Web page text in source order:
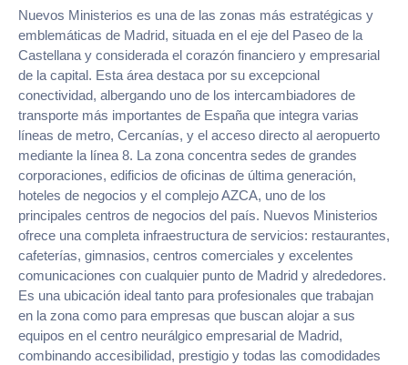
Nuevos Ministerios es una de las zonas más estratégicas y
emblemáticas de Madrid, situada en el eje del Paseo de la
Castellana y considerada el corazón financiero y empresarial
de la capital. Esta área destaca por su excepcional
conectividad, albergando uno de los intercambiadores de
transporte más importantes de España que integra varias
líneas de metro, Cercanías, y el acceso directo al aeropuerto
mediante la línea 8. La zona concentra sedes de grandes
corporaciones, edificios de oficinas de última generación,
hoteles de negocios y el complejo AZCA, uno de los
principales centros de negocios del país. Nuevos Ministerios
ofrece una completa infraestructura de servicios: restaurantes,
cafeterías, gimnasios, centros comerciales y excelentes
comunicaciones con cualquier punto de Madrid y alrededores.
Es una ubicación ideal tanto para profesionales que trabajan
en la zona como para empresas que buscan alojar a sus
equipos en el centro neurálgico empresarial de Madrid,
combinando accesibilidad, prestigio y todas las comodidades